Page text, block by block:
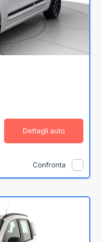
Dettagli auto
Confronta